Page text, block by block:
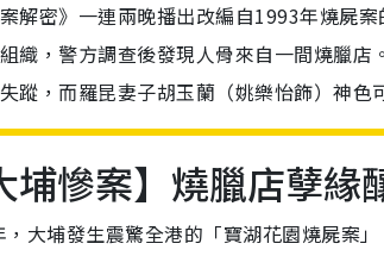
案解密》一連兩晚播出改編自1993年燒屍
織，警方調查後發現人骨來自一間燒臘
蹤，而羅昆妻子胡玉蘭（姚樂怡飾）神色
埔慘案】燒臘店孽緣
，大埔發生震驚全港的「寶湖花園燒屍案